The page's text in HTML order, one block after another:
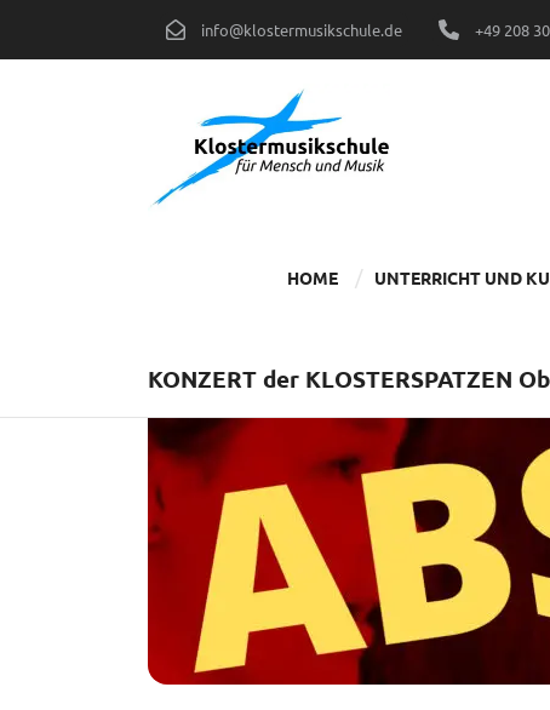
info@klostermusikschule.de +49 208
HOME UNTERRICHT UND
KONZERT der KLOSTERSPATZEN